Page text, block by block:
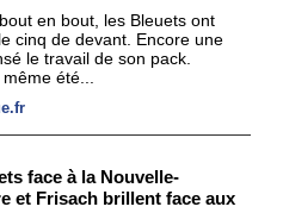
en bout, les Bleuets ont
cinq de devant. Encore une
le travail de son pack.
été...
face à la Nouvelle-
et Frisach brillent face aux